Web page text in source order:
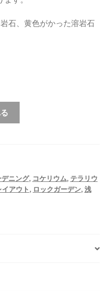
石、黄色がかった溶岩石
デニング, コケリウム, テラリウ
イアウト , ロックガーデン, 浅